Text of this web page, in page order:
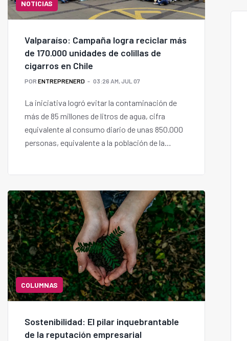
NOTICIAS
Valparaíso: Campaña logra reciclar más
de 170.000 unidades de colillas de
cigarros en Chile
POR ENTREPRENERD 03:26 AM, JUL 07
La iniciativa logró evitar la contaminación de
más de 85 millones de litros de agua, cifra
equivalente al consumo diario de unas 850.000
personas, equivalente a la población de la
COLUMNAS
Sostenibilidad: El pilar inquebrantable
de la reputación empresarial